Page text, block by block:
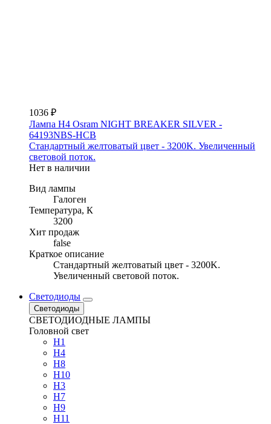
1036 ₽
Лампа H4 Osram NIGHT BREAKER SILVER -
64193NBS-HCB
Стандартный желтоватый цвет - 3200K. Увеличенный
световой поток.
Нет в наличии
Вид лампы
Галоген
Температура, К
3200
Хит продаж
false
Краткое описание
Стандартный желтоватый цвет - 3200K.
Увеличенный световой поток.
Светодиоды
Светодиоды
СВЕТОДИОДНЫЕ ЛАМПЫ
Головной свет
H1
H4
H8
H10
H3
H7
H9
H11